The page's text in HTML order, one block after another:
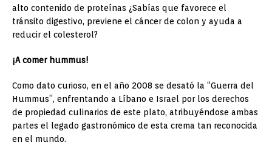
alto contenido de proteínas ¿Sabías que favorece el
tránsito digestivo, previene el cáncer de colon y ayuda a
reducir el colesterol?
¡A comer hummus!
Como dato curioso, en el año 2008 se desató la “Guerra del
Hummus”, enfrentando a Líbano e Israel por los derechos
de propiedad culinarios de este plato, atribuyéndose ambas
partes el legado gastronómico de esta crema tan reconocida
en el mundo.